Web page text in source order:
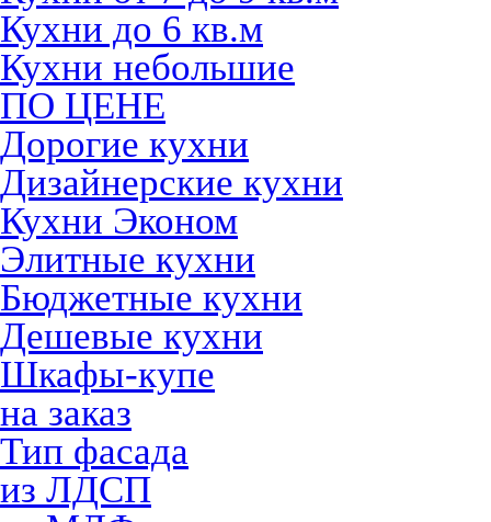
Кухни до 6 кв.м
Кухни небольшие
ПО ЦЕНЕ
Дорогие кухни
Дизайнерские кухни
Кухни Эконом
Элитные кухни
Бюджетные кухни
Дешевые кухни
Шкафы-купе
на заказ
Тип фасада
из ЛДСП